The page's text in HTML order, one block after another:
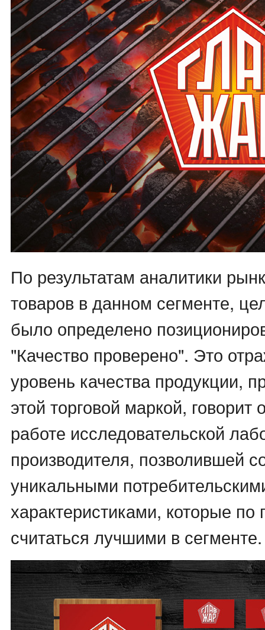
По результатам аналитики
товаров в данном сегменте,
было определено
"Качество проверено". Это
уровень качества продукции,
этой торговой маркой, говорит
работе исследовательской
производителя, позволившей
уникальными
характеристиками, которые по
считаться лучшими в сегменте.